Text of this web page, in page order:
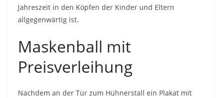
Jahreszeit in den Köpfen der Kinder und Eltern
allgegenwärtig ist.
Maskenball mit
Preisverleihung
Nachdem an der Tür zum Hühnerstall ein Plakat mit